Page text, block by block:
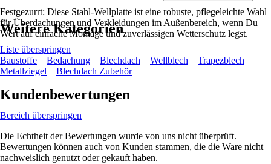
Festgezurrt: Diese Stahl-Wellplatte ist eine robuste, pflegeleichte Wahl
für Überdachungen und Verkleidungen im Außenbereich, wenn Du
Wert auf einfache Montage und zuverlässigen Wetterschutz legst.
Weitere Kategorien
Liste überspringen
Baustoffe
Bedachung Blechdach Wellblech
Trapezblech
Metallziegel
Blechdach Zubehör
Kundenbewertungen
Bereich überspringen
Die Echtheit der Bewertungen wurde von uns nicht überprüft.
Bewertungen können auch von Kunden stammen, die die Ware nicht
nachweislich genutzt oder gekauft haben.